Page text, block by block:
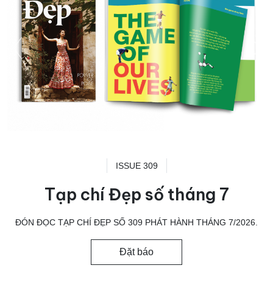
ISSUE 309
Tạp chí Đẹp số tháng 7
ĐÓN ĐỌC TẠP CHÍ ĐẸP SỐ 309 PHÁT HÀNH THÁNG 7/2026.
Đặt báo